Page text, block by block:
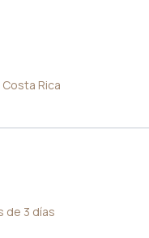
Rica
de 3 días